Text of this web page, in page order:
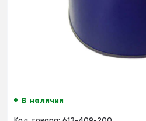
В наличии